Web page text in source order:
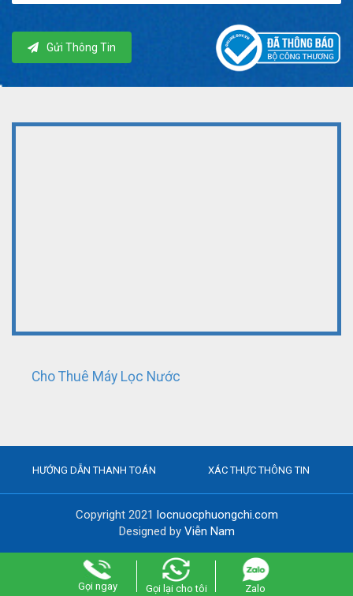
Gửi Thông Tin
Cho Thuê Máy Lọc Nước
HƯỚNG DẪN THANH TOÁN XÁC THỰC THÔNG TIN
Copyright 2021 locnuocphuongchi.com
Designed by Viễn Nam
Gọi ngay Gọi lại cho tôi Zalo